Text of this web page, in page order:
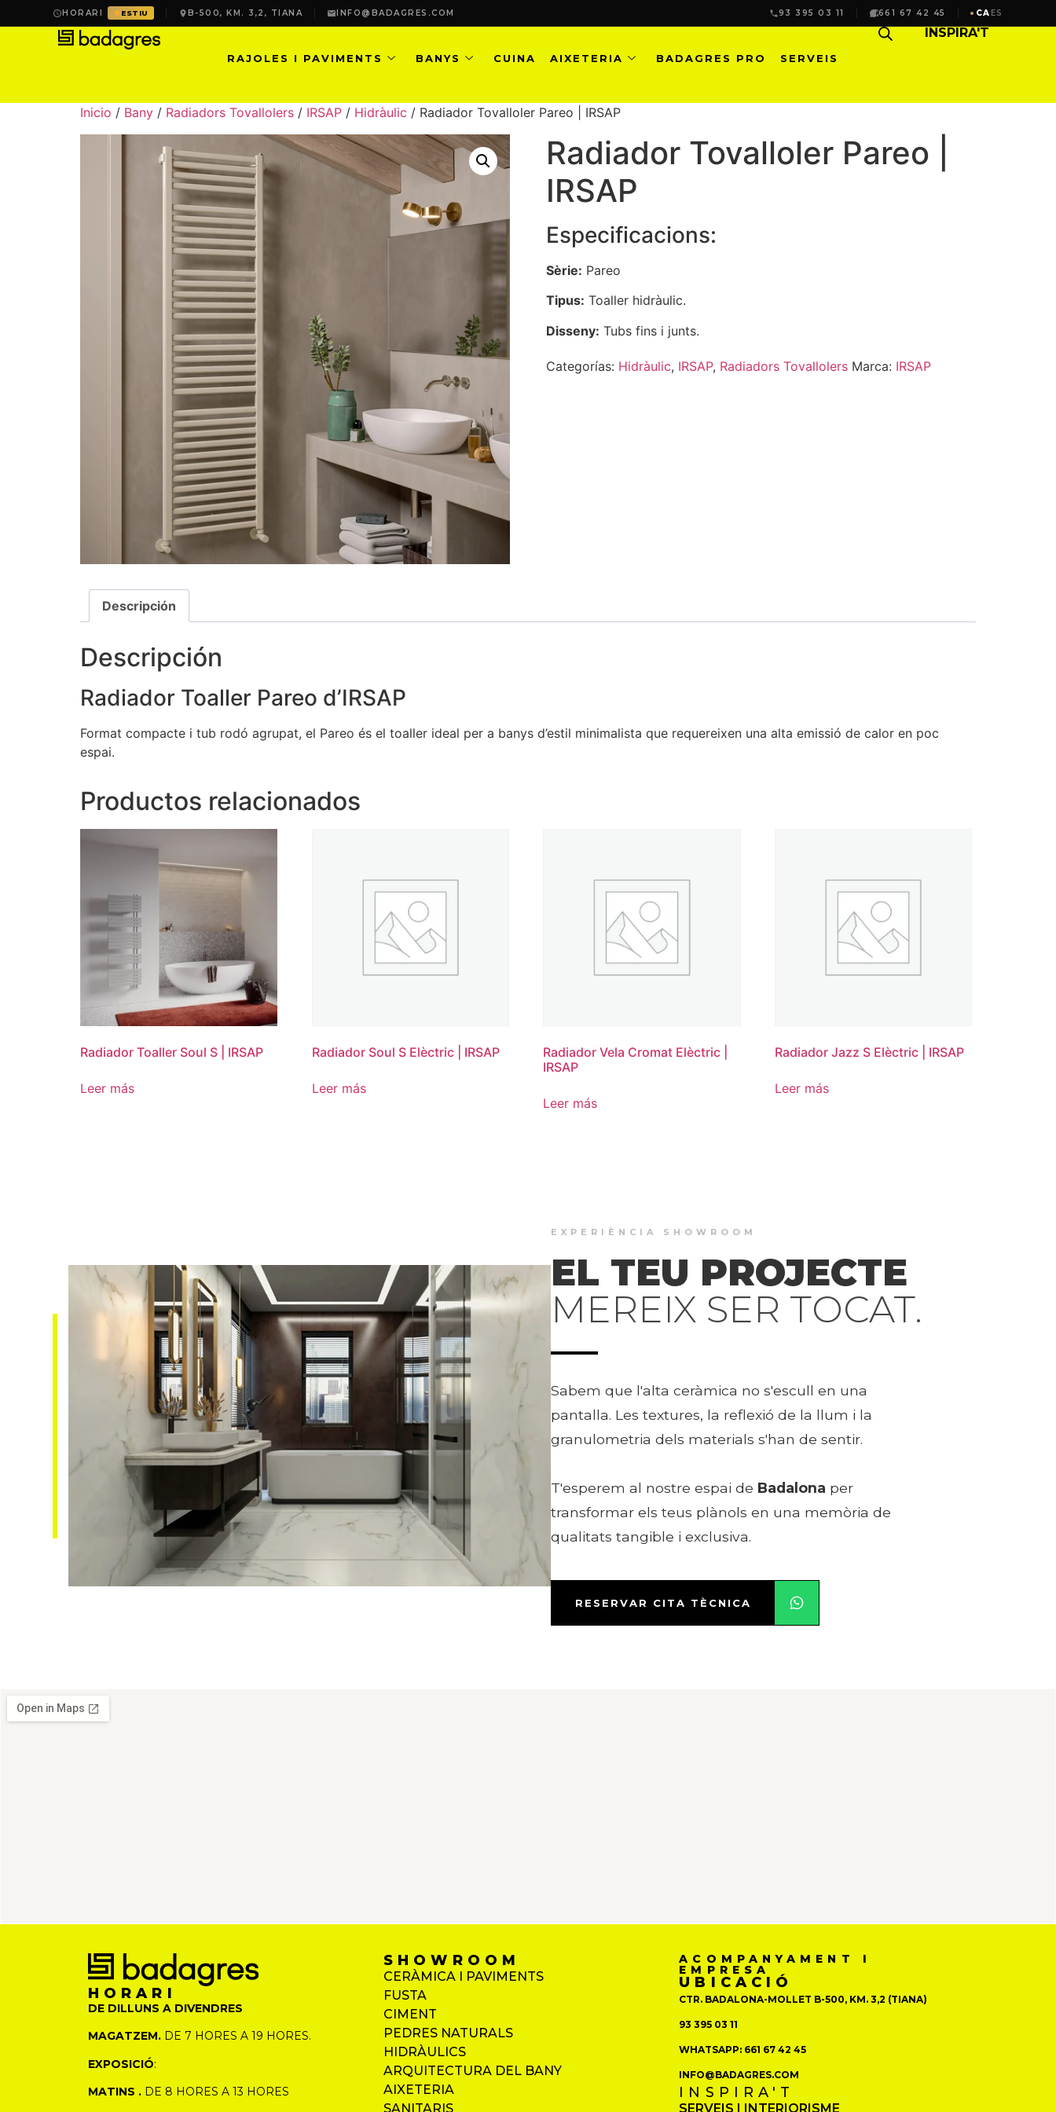
HORARI ESTIU B-500, KM. 3,2, TIANA INFO@BADAGRES.COM 93 395 03 11 661 67 42 45 CA ES
RAJOLES I PAVIMENTS BANYS CUINA AIXETERIA BADAGRES PRO SERVEIS
INSPIRA'T
Inicio / Bany / Radiadors Tovallolers / IRSAP / Hidràulic / Radiador Tovalloler Pareo | IRSAP
Radiador Tovalloler Pareo |
IRSAP
Especificacions:
Sèrie: Pareo
Tipus: Toaller hidràulic.
Disseny: Tubs fins i junts.
Categorías: Hidràulic, IRSAP, Radiadors Tovallolers Marca: IRSAP
Descripción
Descripción
Radiador Toaller Pareo d’IRSAP
Format compacte i tub rodó agrupat, el Pareo és el toaller ideal per a banys d’estil minimalista que requereixen una alta emissió de calor en poc
espai.
Productos relacionados
Radiador Toaller Soul S | IRSAP
Leer más
Radiador Soul S Elèctric | IRSAP
Leer más
Radiador Vela Cromat Elèctric |
IRSAP
Leer más
Radiador Jazz S Elèctric | IRSAP
Leer más
EXPERIÈNCIA SHOWROOM
EL TEU PROJECTE
MEREIX SER TOCAT.
Sabem que l'alta ceràmica no s'escull en una
pantalla. Les textures, la reflexió de la llum i la
granulometria dels materials s'han de sentir.
T'esperem al nostre espai de Badalona per
transformar els teus plànols en una memòria de
qualitats tangible i exclusiva.
RESERVAR CITA TÈCNICA
HORARI
DE DILLUNS A DIVENDRES
MAGATZEM. DE 7 HORES A 19 HORES.
EXPOSICIÓ:
MATINS . DE 8 HORES A 13 HORES
SHOWROOM
CERÀMICA I PAVIMENTS
FUSTA
CIMENT
PEDRES NATURALS
HIDRÀULICS
ARQUITECTURA DEL BANY
AIXETERIA
SANITARIS
ACOMPANYAMENT I
EMPRESA
UBICACIÓ
CTR. BADALONA-MOLLET B-500, KM. 3,2 (TIANA)
93 395 03 11
WHATSAPP: 661 67 42 45
INFO@BADAGRES.COM
INSPIRA'T
SERVEIS I INTERIORISME